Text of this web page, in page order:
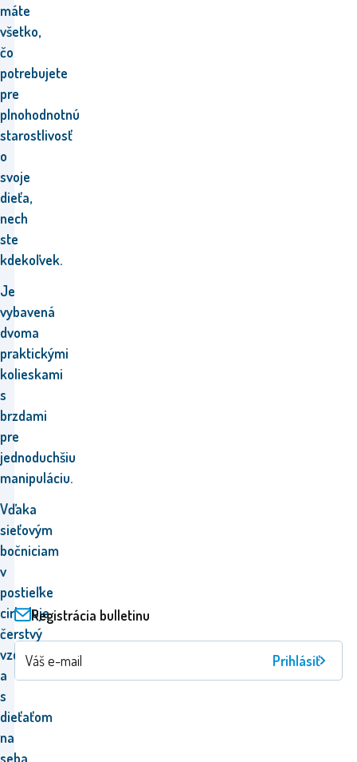
máte
všetko,
čo
potrebujete
pre
plnohodnotnú
starostlivosť
o
svoje
dieťa,
nech
ste
kdekoľvek.
Je
vybavená
dvoma
praktickými
kolieskami
s
brzdami
pre
jednoduchšiu
manipuláciu.
Vďaka
sieťovým
bočniciam
v
postieľke
cirkuluje
čerstvý
vzduch
a
s
dieťaťom
na
seba
Registrácia bulletinu
Prihlásiť